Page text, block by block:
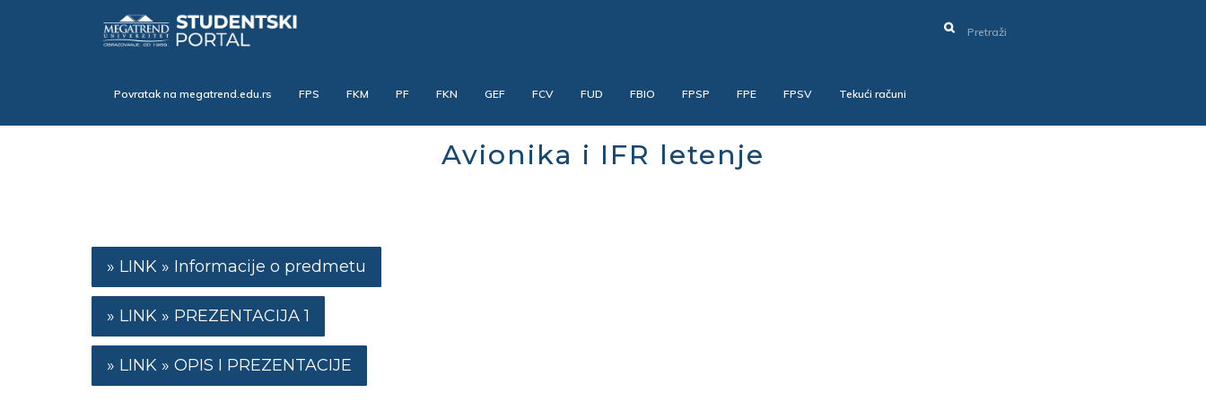
Povratak na megatrend.edu.rs FPS FKM PF FKN GEF FCV FUD FBIO FPSP FPE FPSV Tekući računi
Avionika i IFR letenje
Informacije o predmetu
PREZENTACIJA 1
OPIS I PREZENTACIJE